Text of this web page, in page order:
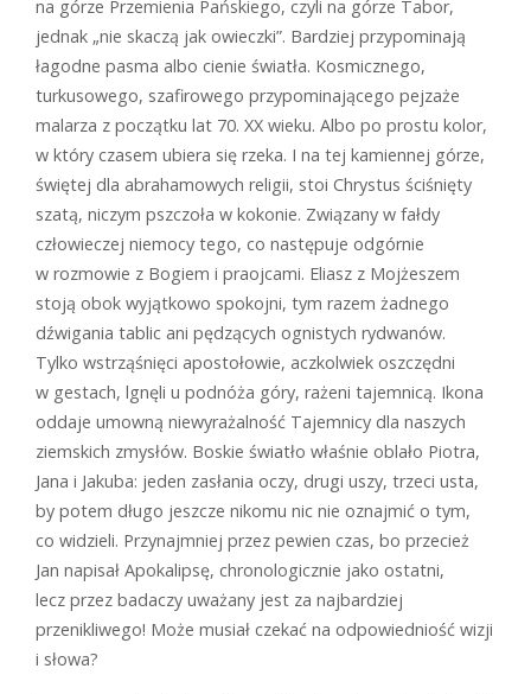
na górze Przemienia Pańskiego, czyli na górze Tabor,
jednak „nie skaczą jak owieczki”. Bardziej przypominają
łagodne pasma albo cienie światła. Kosmicznego,
turkusowego, szafirowego przypominającego pejzaże
malarza z początku lat 70. XX wieku. Albo po prostu kolor,
w który czasem ubiera się rzeka. I na tej kamiennej górze,
świętej dla abrahamowych religii, stoi Chrystus ściśnięty
szatą, niczym pszczoła w kokonie. Związany w fałdy
człowieczej niemocy tego, co następuje odgórnie
w rozmowie z Bogiem i praojcami. Eliasz z Mojżeszem
stoją obok wyjątkowo spokojni, tym razem żadnego
dźwigania tablic ani pędzących ognistych rydwanów.
Tylko wstrząśnięci apostołowie, aczkolwiek oszczędni
w gestach, lgnęli u podnóża góry, rażeni tajemnicą. Ikona
oddaje umowną niewyrażalność Tajemnicy dla naszych
ziemskich zmysłów. Boskie światło właśnie oblało Piotra,
Jana i Jakuba: jeden zasłania oczy, drugi uszy, trzeci usta,
by potem długo jeszcze nikomu nic nie oznajmić o tym,
co widzieli. Przynajmniej przez pewien czas, bo przecież
Jan napisał Apokalipsę, chronologicznie jako ostatni,
lecz przez badaczy uważany jest za najbardziej
przenikliwego! Może musiał czekać na odpowiedniość wizji
i słowa?